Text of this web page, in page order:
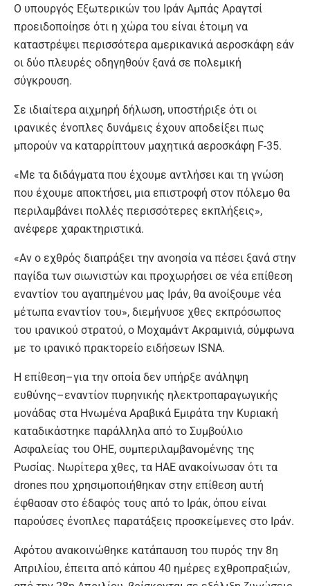
Ο υπουργός Εξωτερικών του Ιράν Αμπάς Αραγτσί
προειδοποίησε ότι η χώρα του είναι έτοιμη να
καταστρέψει περισσότερα αμερικανικά αεροσκάφη εάν
οι δύο πλευρές οδηγηθούν ξανά σε πολεμική
σύγκρουση.
Σε ιδιαίτερα αιχμηρή δήλωση, υποστήριξε ότι οι
ιρανικές ένοπλες δυνάμεις έχουν αποδείξει πως
μπορούν να καταρρίπτουν μαχητικά αεροσκάφη F-35.
«Με τα διδάγματα που έχουμε αντλήσει και τη γνώση
που έχουμε αποκτήσει, μια επιστροφή στον πόλεμο θα
περιλαμβάνει πολλές περισσότερες εκπλήξεις»,
ανέφερε χαρακτηριστικά.
«Αν ο εχθρός διαπράξει την ανοησία να πέσει ξανά στην
παγίδα των σιωνιστών και προχωρήσει σε νέα επίθεση
εναντίον του αγαπημένου μας Ιράν, θα ανοίξουμε νέα
μέτωπα εναντίον του», διεμήνυσε χθες εκπρόσωπος
του ιρανικού στρατού, ο Μοχαμάντ Ακραμινιά, σύμφωνα
με το ιρανικό πρακτορείο ειδήσεων ISNA.
Η επίθεση–για την οποία δεν υπήρξε ανάληψη
ευθύνης–εναντίον πυρηνικής ηλεκτροπαραγωγικής
μονάδας στα Ηνωμένα Αραβικά Εμιράτα την Κυριακή
καταδικάστηκε παράλληλα από το Συμβούλιο
Ασφαλείας του ΟΗΕ, συμπεριλαμβανομένης της
Ρωσίας. Νωρίτερα χθες, τα ΗΑΕ ανακοίνωσαν ότι τα
drones που χρησιμοποιήθηκαν στην επίθεση αυτή
έφθασαν στο έδαφός τους από το Ιράκ, όπου είναι
παρούσες ένοπλες παρατάξεις προσκείμενες στο Ιράν.
Αφότου ανακοινώθηκε κατάπαυση του πυρός την 8η
Απριλίου, έπειτα από κάπου 40 ημέρες εχθροπραξιών,